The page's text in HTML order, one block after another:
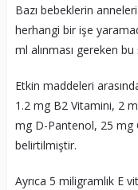
Bazı bebeklerin
herhangi bir işe
ml alınması gereken
Etkin maddeleri
1.2 mg B2 Vitamini, 2
mg D-Pantenol, 25 mg
belirtilmiştir.
Ayrıca 5 miligramlık E